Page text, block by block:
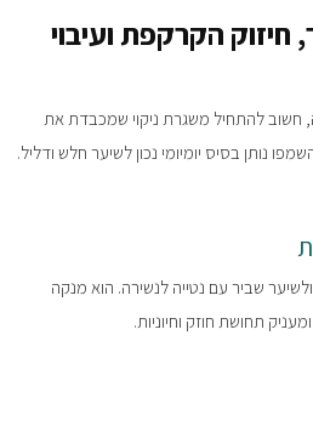
הקרקפת ועיבוי
חשוב להתחיל משגרת ניקוי שמכבדת את
נותן בסיס יומיומי נכון לשיער חלש ודליל.
שביר עם נטייה לנשירה. הוא מנקה
תחושת חוזק וחיוניות.